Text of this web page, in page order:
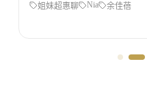
睡眠 未來醫聲 旅遊